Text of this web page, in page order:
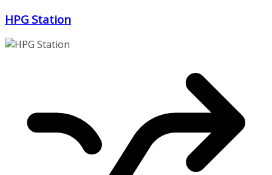
Zum
springen
HPG Station